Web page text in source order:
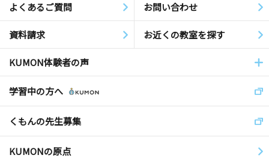
よくあるご質問 お問い合わせ
資料請求 お近くの教室を探す
KUMON体験者の声
学習中の方へ
くもんの先生募集
KUMONの原点